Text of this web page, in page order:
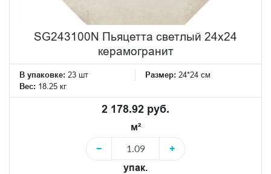
SG243100N Пьяцетта светлый 24x24
керамогранит
В упаковке: 23 шт Размер: 24*24 см
Вес: 18.25 кг
2 178.92 руб.
м²
−
+
упак.